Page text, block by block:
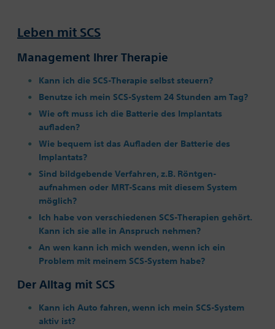
Leben mit SCS
Management Ihrer Therapie
Kann ich die SCS-Therapie selbst steuern?
Benutze ich mein SCS-System 24 Stunden am Tag?
Wie oft muss ich die Batterie des Implantats
aufladen?
Wie bequem ist das Aufladen der Batterie des
Implantats?
Sind bildgebende Verfahren, z.B. Röntgen-
aufnahmen oder MRT-Scans mit diesem System
möglich?
Ich habe von verschiedenen SCS-Therapien gehört.
Kann ich sie alle in Anspruch nehmen?
An wen kann ich mich wenden, wenn ich ein
Problem mit meinem SCS-System habe?
Der Alltag mit SCS
Kann ich Auto fahren, wenn ich mein SCS-System
aktiv ist?